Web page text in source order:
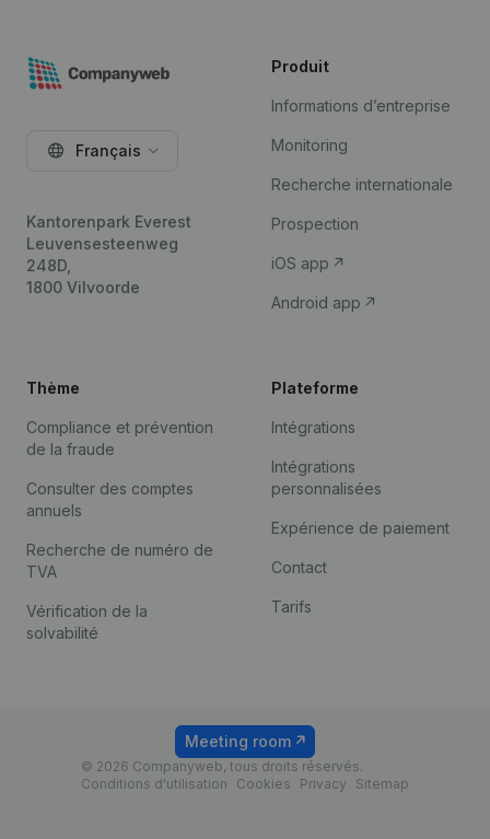
Français
Kantorenpark Everest
Leuvensesteenweg
248D,
1800 Vilvoorde
Produit
Informations d’entreprise
Monitoring
Recherche internationale
Prospection
iOS app
Android app
Thème
Compliance et prévention
de la fraude
Consulter des comptes
annuels
Recherche de numéro de
TVA
Vérification de la
solvabilité
Plateforme
Intégrations
Intégrations
personnalisées
Expérience de paiement
Contact
Tarifs
© 2026 Companyweb, tous droits réservés.
Conditions d'utilisation
Cookies Privacy Sitemap
Meeting room